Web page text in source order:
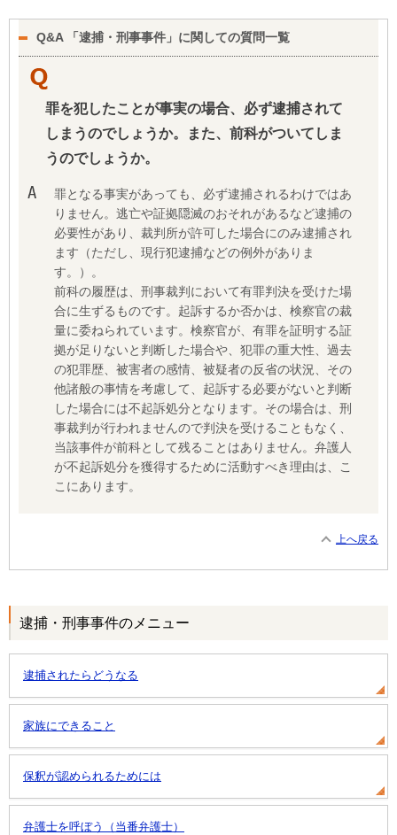
Q&A 「逮捕・刑事事件」に関しての質問一覧
罪を犯したことが事実の場合、必ず逮捕されて
しまうのでしょうか。また、前科がついてしま
うのでしょうか。
罪となる事実があっても、必ず逮捕されるわけではあ
りません。逃亡や証拠隠滅のおそれがあるなど逮捕の
必要性があり、裁判所が許可した場合にのみ逮捕され
ます（ただし、現行犯逮捕などの例外がありま
す。）。
前科の履歴は、刑事裁判において有罪判決を受けた場
合に生ずるものです。起訴するか否かは、検察官の裁
量に委ねられています。検察官が、有罪を証明する証
拠が足りないと判断した場合や、犯罪の重大性、過去
の犯罪歴、被害者の感情、被疑者の反省の状況、その
他諸般の事情を考慮して、起訴する必要がないと判断
した場合には不起訴処分となります。その場合は、刑
事裁判が行われませんので判決を受けることもなく、
当該事件が前科として残ることはありません。弁護人
が不起訴処分を獲得するために活動すべき理由は、こ
こにあります。
上へ戻る
逮捕・刑事事件のメニュー
逮捕されたらどうなる
家族にできること
保釈が認められるためには
弁護士を呼ぼう（当番弁護士）